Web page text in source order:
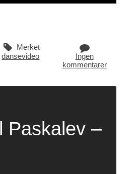
Merket
dansevideo
Ingen
kommentarer
Paskalev –